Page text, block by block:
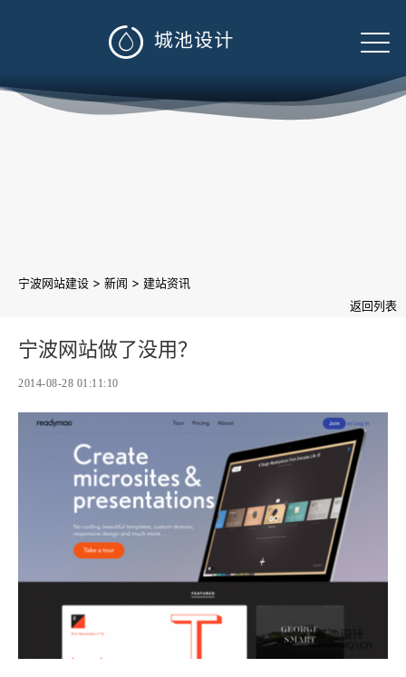

宁波网站建设 > 新闻 > 建站资讯
返回列表
宁波网站做了没用？
2014-08-28 01:11:10